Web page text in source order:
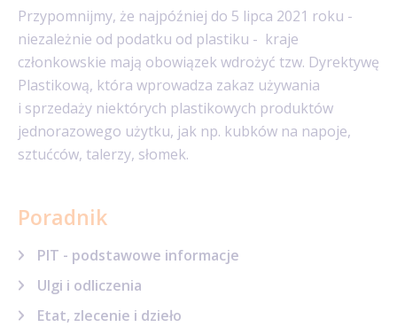
Przypomnijmy, że najpóźniej do 5 lipca 2021 roku -
niezależnie od podatku od plastiku - kraje
członkowskie mają obowiązek wdrożyć tzw. Dyrektywę
Plastikową, która wprowadza zakaz używania
i sprzedaży niektórych plastikowych produktów
jednorazowego użytku, jak np. kubków na napoje,
sztućców, talerzy, słomek.
Poradnik
PIT - podstawowe informacje
Ulgi i odliczenia
Etat, zlecenie i dzieło